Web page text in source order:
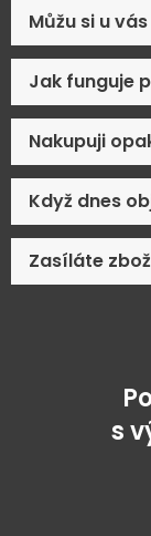
Můžu si u
Jak funguje
Nakupuji
Když dnes
Zasíláte
s